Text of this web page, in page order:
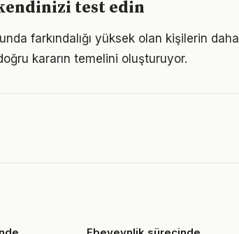
test edin
farkındalığı yüksek olan kişilerin daha
kararın temelini oluşturuyor.